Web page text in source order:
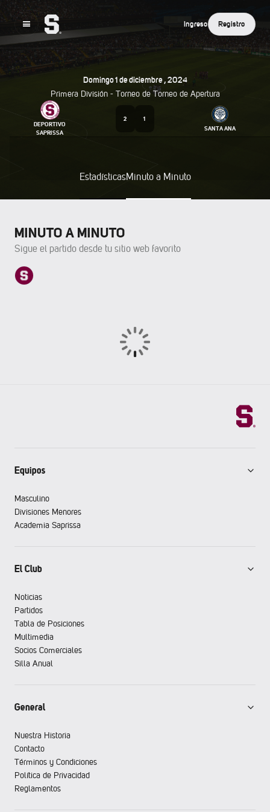
Ingreso Registro
Domingo1DeDiciembre ,2024
Primera División - Torneo de Torneo de Apertura
DEPORTIVO
SAPRISSA
2
1
SANTA ANA
EstadísticasMinuto a Minuto
MINUTO A MINUTO
Sigue el partido desde tu sitio web favorito
Equipos
Masculino
Divisiones Menores
Academia Saprissa
El Club
Noticias
Partidos
Tabla de Posiciones
Multimedia
Socios Comerciales
Silla Anual
General
Nuestra Historia
Contacto
Términos y Condiciones
Política de Privacidad
Reglamentos